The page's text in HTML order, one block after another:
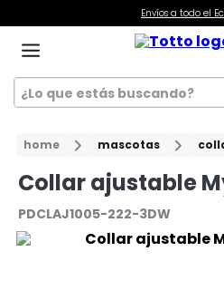
Envíos a todo el
¿Lo que estás buscando?
home mascotas
Collar ajustable
PDCLAJ1005-222-3DW